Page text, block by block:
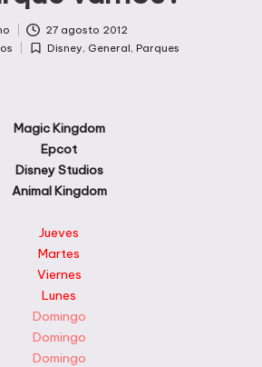
27 agosto 2012
Publicada
Disney, General,Parques
Magic Kingdom
Epcot
Disney Studios
Animal Kingdom
Jueves
Martes
Viernes
Lunes
Domingo
Domingo
Domingo